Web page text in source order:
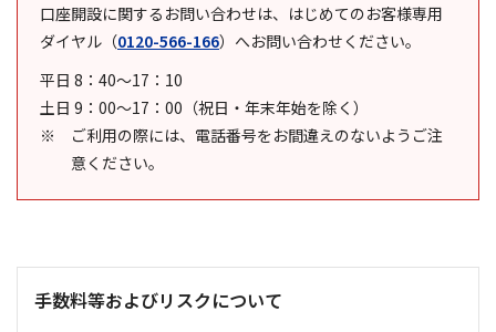
口座開設に関するお問い合わせは、はじめてのお客様専用
ダイヤル （0120-566-166） へお問い合わせください。
平日 8：40～17：10
土日 9：00～17：00（祝日・年末年始を除く）
ご利用の際には、電話番号をお間違えのないようご注
意ください。
手数料等およびリスクについて